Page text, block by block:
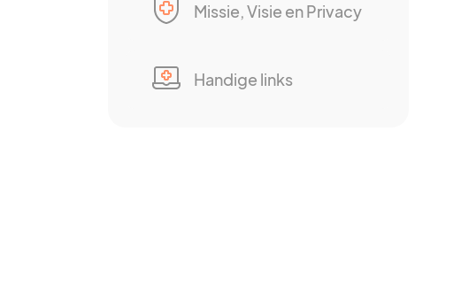
Missie, Visie en Privacy
Handige links